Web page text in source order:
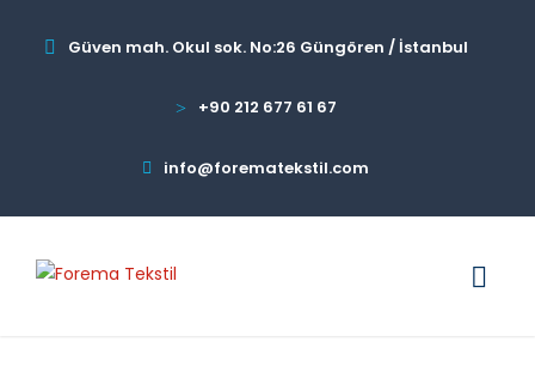
Güven mah. Okul sok. No:26 Güngören / İstanbul
+90 212 677 61 67
info@forematekstil.com